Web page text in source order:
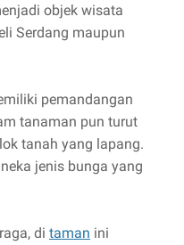
objek wisata
Serdang maupun
pemandangan
tanaman pun turut
tanah yang lapang.
jenis bunga yang
di taman ini